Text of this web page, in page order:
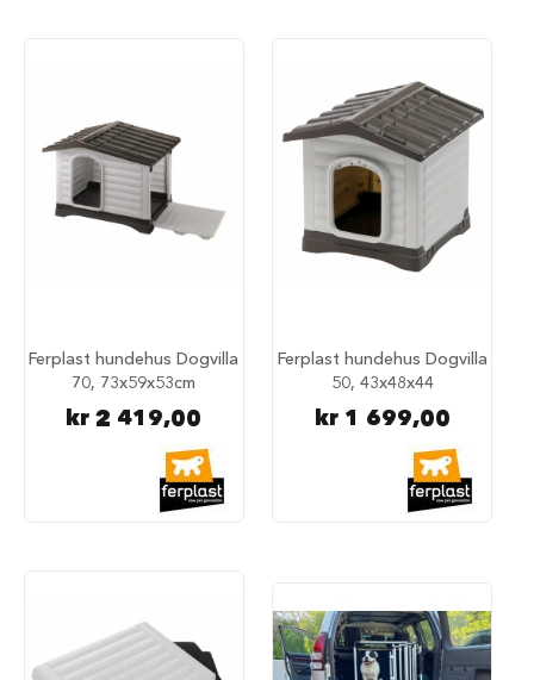
H
u
n
d
e
b
g
b
Ferplast hundehus Dogvilla
70, 73x59x53cm
kr 2 419,00
Ferplast hundehus Dogvilla
50, 43x48x44
kr 1 699,00